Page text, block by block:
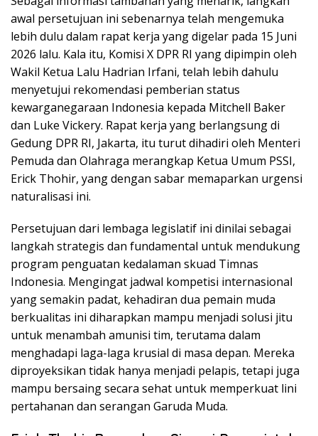
awal persetujuan ini sebenarnya telah mengemuka
lebih dulu dalam rapat kerja yang digelar pada 15 Juni
2026 lalu. Kala itu, Komisi X DPR RI yang dipimpin oleh
Wakil Ketua Lalu Hadrian Irfani, telah lebih dahulu
menyetujui rekomendasi pemberian status
kewarganegaraan Indonesia kepada Mitchell Baker
dan Luke Vickery. Rapat kerja yang berlangsung di
Gedung DPR RI, Jakarta, itu turut dihadiri oleh Menteri
Pemuda dan Olahraga merangkap Ketua Umum PSSI,
Erick Thohir, yang dengan sabar memaparkan urgensi
naturalisasi ini.
Persetujuan dari lembaga legislatif ini dinilai sebagai
langkah strategis dan fundamental untuk mendukung
program penguatan kedalaman skuad Timnas
Indonesia. Mengingat jadwal kompetisi internasional
yang semakin padat, kehadiran dua pemain muda
berkualitas ini diharapkan mampu menjadi solusi jitu
untuk menambah amunisi tim, terutama dalam
menghadapi laga-laga krusial di masa depan. Mereka
diproyeksikan tidak hanya menjadi pelapis, tetapi juga
mampu bersaing secara sehat untuk memperkuat lini
pertahanan dan serangan Garuda Muda.